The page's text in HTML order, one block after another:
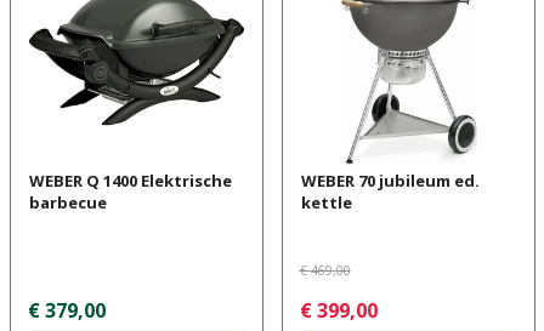
WEBER Q 1400 Elektrische
barbecue
€ 379,00
WEBER 70 jubileum ed.
kettle
€ 469,00
€ 399,00